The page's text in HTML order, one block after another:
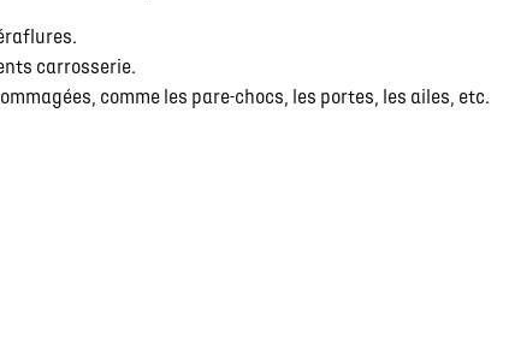
carrosserie.
comme les pare-chocs, les portes, les ailes, etc.